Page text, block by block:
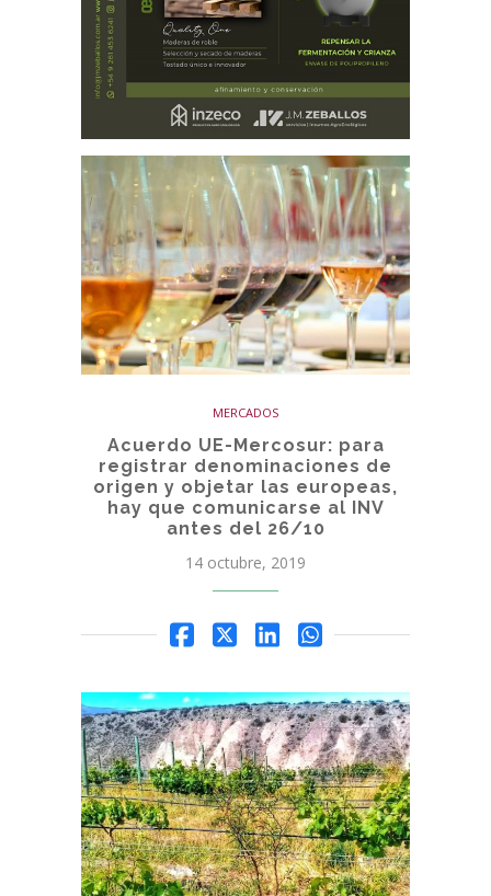
MERCADOS
Acuerdo UE-Mercosur: para
registrar denominaciones de
origen y objetar las europeas,
hay que comunicarse al INV
antes del 26/10
14 octubre, 2019